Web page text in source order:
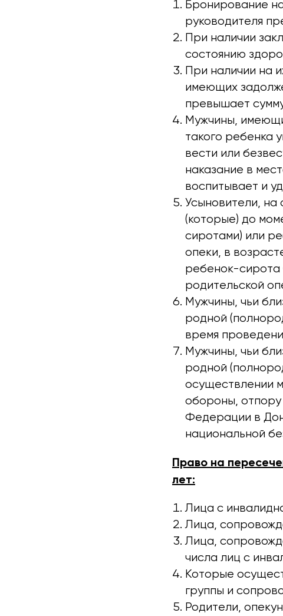
Бронирование
руководителя
При наличии
состоянию
При наличии на
имеющих
превышает
Мужчины,
такого ребенка
вести или
наказание в
воспитывает и
Усыновители, на
(которые) до
сиротами) или
опеки, в
ребенок-сирота
родительской
Мужчины, чьи
родной
время
Мужчины, чьи
родной
осуществлении
обороны,
Федерации в
национальной
Право на
лет:
Лица с
Лица,
Лица,
числа лиц с
Которые
группы и
Родители,